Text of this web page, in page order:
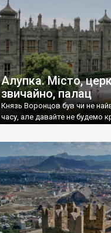
Алупка. Місто,
звичайно, палац
Князь Воронцов був чи не
часу, але давайте не будемо